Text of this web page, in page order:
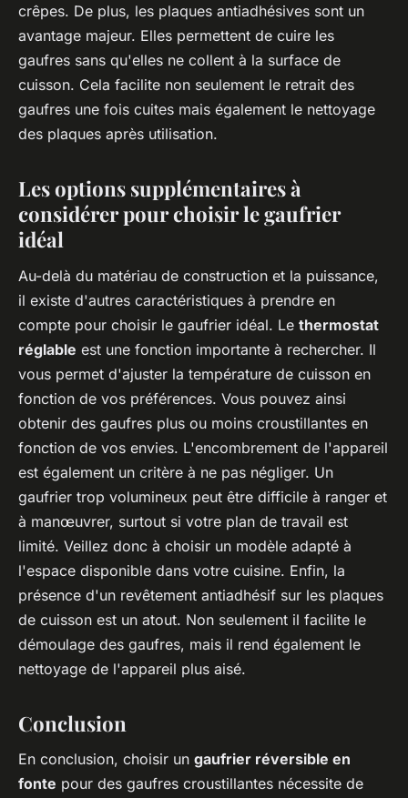
crêpes. De plus, les plaques antiadhésives sont un
avantage majeur. Elles permettent de cuire les
gaufres sans qu'elles ne collent à la surface de
cuisson. Cela facilite non seulement le retrait des
gaufres une fois cuites mais également le nettoyage
des plaques après utilisation.
Les options supplémentaires à
considérer pour choisir le gaufrier
idéal
Au-delà du matériau de construction et la puissance,
il existe d'autres caractéristiques à prendre en
compte pour choisir le gaufrier idéal. Le thermostat
réglable est une fonction importante à rechercher. Il
vous permet d'ajuster la température de cuisson en
fonction de vos préférences. Vous pouvez ainsi
obtenir des gaufres plus ou moins croustillantes en
fonction de vos envies. L'encombrement de l'appareil
est également un critère à ne pas négliger. Un
gaufrier trop volumineux peut être difficile à ranger et
à manœuvrer, surtout si votre plan de travail est
limité. Veillez donc à choisir un modèle adapté à
l'espace disponible dans votre cuisine. Enfin, la
présence d'un revêtement antiadhésif sur les plaques
de cuisson est un atout. Non seulement il facilite le
démoulage des gaufres, mais il rend également le
nettoyage de l'appareil plus aisé.
Conclusion
En conclusion, choisir un gaufrier réversible en
fonte pour des gaufres croustillantes nécessite de